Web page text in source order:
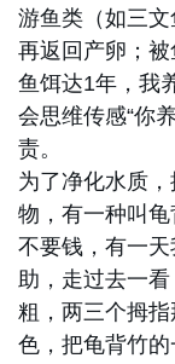
游鱼类（如三
再返回产卵；
鱼饵达1年，我
会思维传感“你
责。
为了净化水质
物，有一种叫
不要钱，有一
助，走过去一
粗，两三个拇
色，把龟背竹